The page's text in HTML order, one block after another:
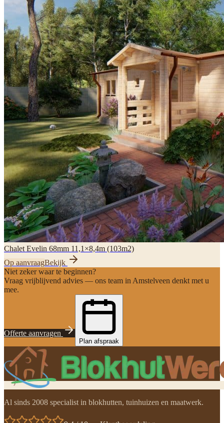
Chalet Evelin 68mm 11,1×8,4m (103m2)
Op aanvraagBekijk
Niet zeker waar te beginnen?
Vraag vrijblijvend advies — ons team in Amstelveen denkt met u
mee.
Offerte aanvragen
Plan afspraak
Al sinds 2008 specialist in blokhutten, tuinhuizen en maatwerk.